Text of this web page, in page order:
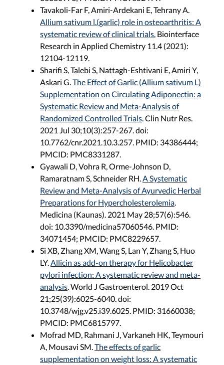
Tavakoli-Far F, Amiri-Ardekani E, Tehrany A.
Allium sativum l.(garlic) role in osteoarthritis: A
systematic review of clinical trials. Biointerface
Research in Applied Chemistry 11.4 (2021):
12104-12119.
Sharifi S, Talebi S, Nattagh-Eshtivani E, Amiri Y,
Askari G. The Effect of Garlic (Allium sativum L)
Supplementation on Circulating Adiponectin: a
Systematic Review and Meta-Analysis of
Randomized Controlled Trials . Clin Nutr Res.
2021 Jul 30;10(3):257-267. doi:
10.7762/cnr.2021.10.3.257. PMID: 34386444;
PMCID: PMC8331287.
Gyawali D, Vohra R, Orme-Johnson D,
Ramaratnam S, Schneider RH. A Systematic
Review and Meta-Analysis of Ayurvedic Herbal
Preparations for Hypercholesterolemia
Medicina (Kaunas). 2021 May 28;57(6):546.
doi: 10.3390/medicina57060546. PMID:
34071454; PMCID: PMC8229657.
Si XB, Zhang XM, Wang S, Lan Y, Zhang S, Huo
LY. Allicin as add-on therapy for Helicobacter
pylori infection: A systematic review and meta-
analysis . World J Gastroenterol. 2019 Oct
21;25(39):6025-6040. doi:
10.3748/wjg.v25.i39.6025. PMID: 31660038;
PMCID: PMC6815797.
Mofrad MD, Rahmani J, Varkaneh HK, Teymouri
A, Mousavi SM. The effects of garlic
supplementation on weight loss: A systematic